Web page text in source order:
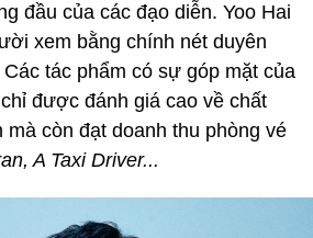
đầu của các đạo diễn. Yoo Hai
xem bằng chính nét duyên
tác phẩm có sự góp mặt của
được đánh giá cao về chất
mà còn đạt doanh thu phòng vé
A Taxi Driver...